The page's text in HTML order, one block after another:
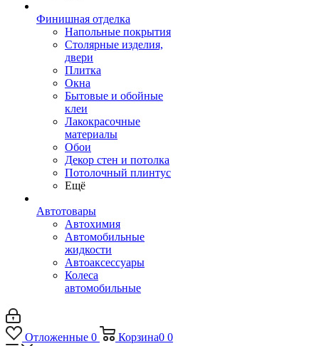
Финишная отделка
Напольные покрытия
Столярные изделия,
двери
Плитка
Окна
Бытовые и обойные
клеи
Лакокрасочные
материалы
Обои
Декор стен и потолка
Потолочный плинтус
Ещё
Автотовары
Автохимия
Автомобильные
жидкости
Автоаксессуары
Колеса
автомобильные
Отложенные 0 Корзина0 0